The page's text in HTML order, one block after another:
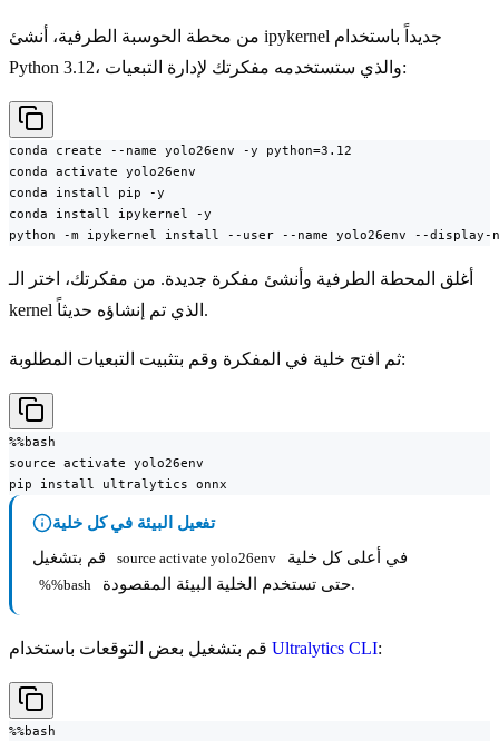
من محطة الحوسبة الطرفية، أنشئ ipykernel جديداً باستخدام
Python 3.12، والذي ستستخدمه مفكرتك لإدارة التبعيات:
conda create --name yolo26env -y python=3.12
conda activate yolo26env
conda install pip -y
conda install ipykernel -y
python -m ipykernel install --user --name yolo26env --display-
أغلق المحطة الطرفية وأنشئ مفكرة جديدة. من مفكرتك، اختر الـ
kernel الذي تم إنشاؤه حديثاً.
ثم افتح خلية في المفكرة وقم بتثبيت التبعيات المطلوبة:
%%bash
source activate yolo26env
pip install ultralytics onnx
تفعيل البيئة في كل خلية
source activate yolo26env في أعلى كل خلية
%%bash حتى تستخدم الخلية البيئة المقصودة.
Ultralytics CLI:
%%bash